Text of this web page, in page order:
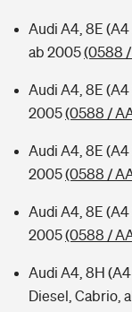
Audi A4, 8E (A4
ab 2005(0588
Audi A4, 8E (A4
2005(0588 /
Audi A4, 8E (A4
2005(0588 /
Audi A4, 8E (A4
2005(0588 /
Audi A4, 8H (A4
Diesel, Cabrio,